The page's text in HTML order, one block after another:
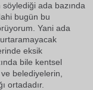
ada bazında
bugün bu
Yani ada
eksik
bile kentsel
belediyelerin,
ortadadır.